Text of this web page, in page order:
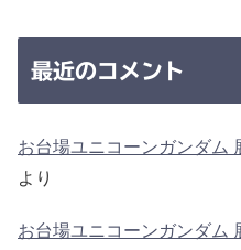
最近のコメント
お台場ユニコーンガンダム
より
お台場ユニコーンガンダム